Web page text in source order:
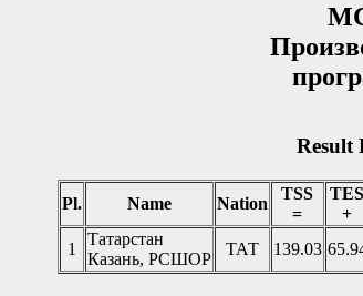
Result
Pl. Name Nation
TSS
=
TES
+
1
Татарстан
Казань, РСШОР
ТАТ 139.03